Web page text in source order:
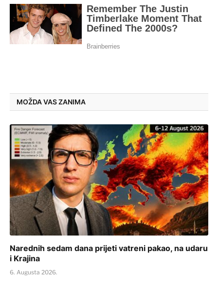
MOŽDA VAS ZANIMA
Narednih sedam dana prijeti vatreni pakao, na udaru
i Krajina
6. Augusta 2026.